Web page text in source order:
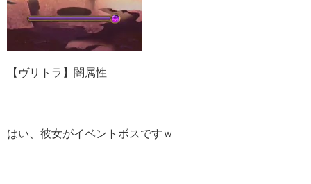
【ヴリトラ】闇属性
はい、彼女がイベントボスですｗ